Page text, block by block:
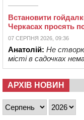
Встановити
Черкасах просять
07 СЕРПНЯ 2026, 09:36
Анатолій: Не
місті в садочках
АРХІВ НОВИН